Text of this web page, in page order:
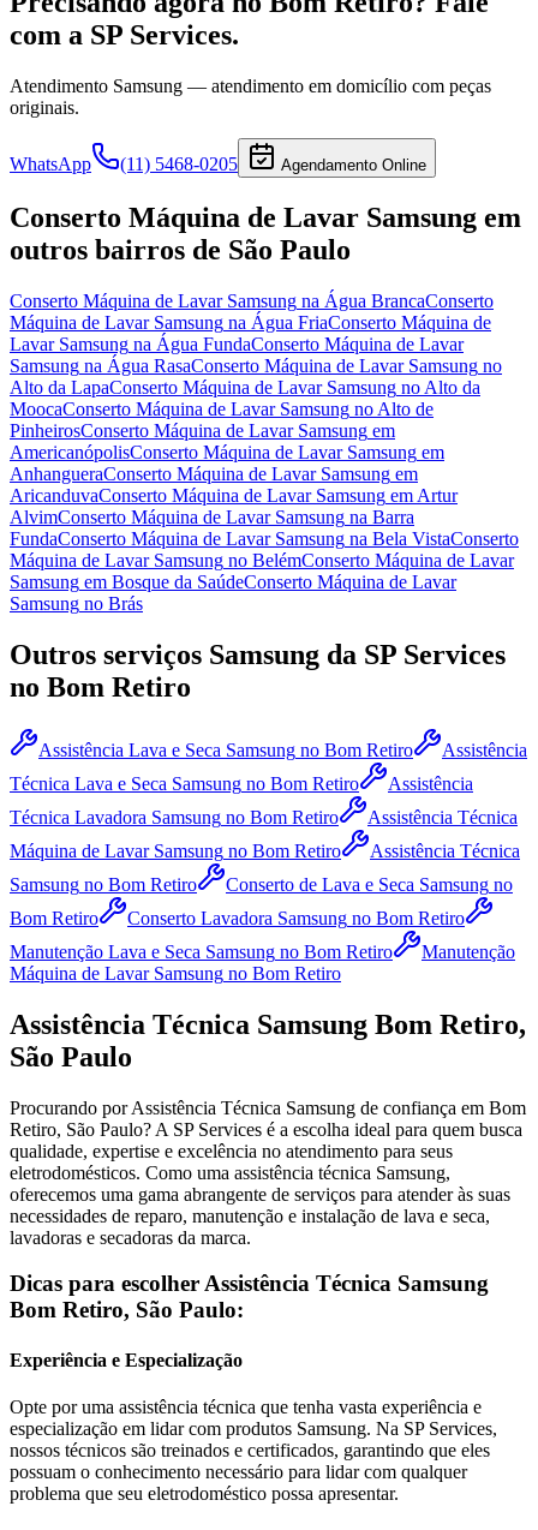
com a SP Services.
Atendimento Samsung — atendimento em domicílio com peças
originais.
WhatsApp (11) 5468-0205 Agendamento Online
Conserto Máquina de Lavar Samsung em
outros bairros de São Paulo
Conserto Máquina de Lavar Samsung na Água BrancaConserto
Máquina de Lavar Samsung na Água FriaConserto Máquina de
Lavar Samsung na Água FundaConserto Máquina de Lavar
Samsung na Água RasaConserto Máquina de Lavar Samsung no
Alto da LapaConserto Máquina de Lavar Samsung no Alto da
MoocaConserto Máquina de Lavar Samsung no Alto de
PinheirosConserto Máquina de Lavar Samsung em
AmericanópolisConserto Máquina de Lavar Samsung em
AnhangueraConserto Máquina de Lavar Samsung em
AricanduvaConserto Máquina de Lavar Samsung em Artur
AlvimConserto Máquina de Lavar Samsung na Barra
FundaConserto Máquina de Lavar Samsung na Bela VistaConserto
Máquina de Lavar Samsung no BelémConserto Máquina de Lavar
Samsung em Bosque da SaúdeConserto Máquina de Lavar
Samsung no Brás
Outros serviços Samsung da SP Services
no Bom Retiro
Assistência Lava e Seca Samsung no Bom Retiro
Assistência
Técnica Lava e Seca Samsung no Bom Retiro
Assistência
Técnica Lavadora Samsung no Bom Retiro
Assistência Técnica
Máquina de Lavar Samsung no Bom Retiro
Assistência Técnica
Samsung no Bom Retiro Conserto de Lava e Seca Samsung no
Bom Retiro
Conserto Lavadora Samsung no Bom Retiro
Manutenção Lava e Seca Samsung no Bom Retiro
Manutenção
Máquina de Lavar Samsung no Bom Retiro
Assistência Técnica Samsung Bom Retiro,
São Paulo
Procurando por Assistência Técnica Samsung de confiança em Bom
Retiro, São Paulo? A SP Services é a escolha ideal para quem busca
qualidade, expertise e excelência no atendimento para seus
eletrodomésticos. Como uma assistência técnica Samsung,
oferecemos uma gama abrangente de serviços para atender às suas
necessidades de reparo, manutenção e instalação de lava e seca,
lavadoras e secadoras da marca.
Dicas para escolher Assistência Técnica Samsung
Bom Retiro, São Paulo:
Experiência e Especialização
Opte por uma assistência técnica que tenha vasta experiência e
especialização em lidar com produtos Samsung. Na SP Services,
nossos técnicos são treinados e certificados, garantindo que eles
possuam o conhecimento necessário para lidar com qualquer
problema que seu eletrodoméstico possa apresentar.